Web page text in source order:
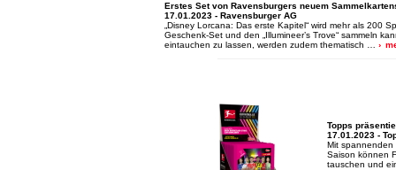
Erstes Set von Ravensburgers neuem
17.01.2023 - Ravensburger AG
„Disney Lorcana: Das erste Kapitel“ wird mehr als 200
Geschenk-Set und den „Illumineer’s Trove“ sammeln
eintauchen zu lassen, werden zudem thematisch …
Topps
17.01.2023 -
Mit spannenden
Saison können
tauschen und